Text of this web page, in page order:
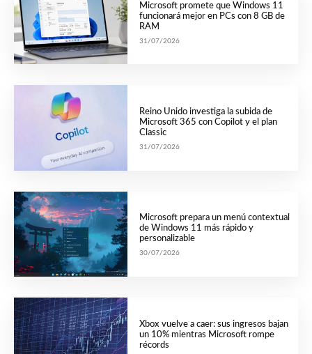
Microsoft promete que Windows 11
funcionará mejor en PCs con 8 GB de
RAM
31/07/2026
Reino Unido investiga la subida de
Microsoft 365 con Copilot y el plan
Classic
31/07/2026
Microsoft prepara un menú contextual
de Windows 11 más rápido y
personalizable
30/07/2026
Xbox vuelve a caer: sus ingresos bajan
un 10% mientras Microsoft rompe
récords